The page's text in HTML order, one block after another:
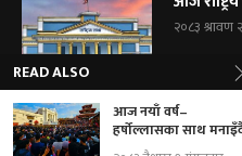
२०८३ श्रावण
READ ALSO
आज नयाँ वर्ष–
हर्षोल्लासका साथ